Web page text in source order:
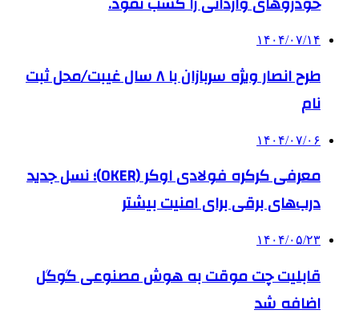
۱۴۰۴/۰۷/۱۴
طرح انصار ویژه سربازان با ۸ سال غیبت/محل ثبت
نام
۱۴۰۴/۰۷/۰۶
معرفی کرکره فولادی اوکر (OKER)؛ نسل جدید
درب‌های برقی برای امنیت بیشتر
۱۴۰۴/۰۵/۲۳
قابلیت چت موقت به هوش مصنوعی گوگل
اضافه شد